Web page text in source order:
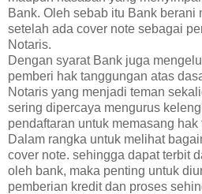
Bank. Oleh sebab itu Bank berani
setelah ada cover note sebagai
Notaris.
Dengan syarat Bank juga
pemberi hak tanggungan atas
Notaris yang menjadi teman
sering dipercaya mengurus
pendaftaran untuk memasang hak
Dalam rangka untuk melihat
cover note. sehingga dapat terbit
oleh bank, maka penting untuk
pemberian kredit dan proses